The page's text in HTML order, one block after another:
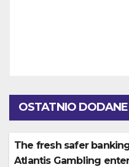
OSTATNIO DODANE
The fresh safer
Atlantis Gambling